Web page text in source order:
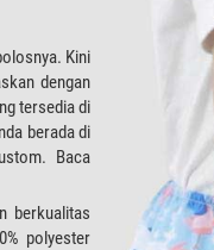
Kini
dengan
tersedia di
berada di
Baca
berkualitas
polyester